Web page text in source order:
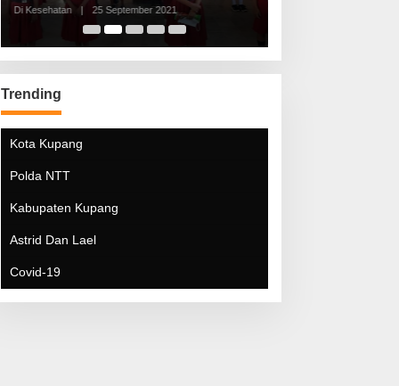
Di Kesehatan | 25 September 2021
Trending
Kota Kupang
Polda NTT
Kabupaten Kupang
Astrid Dan Lael
Covid-19